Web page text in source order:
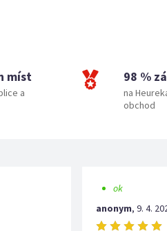
míst
a
98 %
na
obchod
ok
anonym, 9. 4.